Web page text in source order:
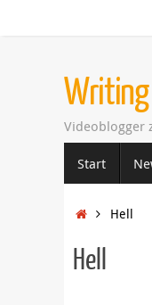
Writing
Videoblogger
Inhalt
springen
Start
Startseite
Hell
Hell